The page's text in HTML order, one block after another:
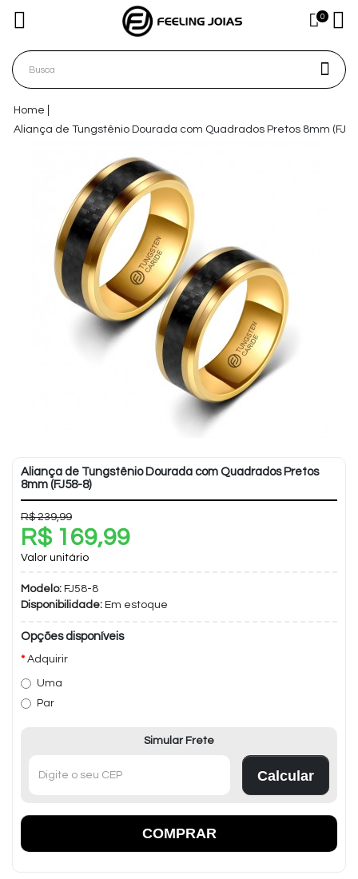
0
Home
Aliança de Tungstênio Dourada com Quadrados Pretos 8mm
Aliança de Tungstênio Dourada com Quadrados Pretos
8mm (FJ58-8)
R$ 239,99
R$ 169,99
Valor unitário
Modelo: FJ58-8
Disponibilidade: Em estoque
Opções disponíveis
Adquirir
Uma
Par
Simular Frete
Calcular
COMPRAR